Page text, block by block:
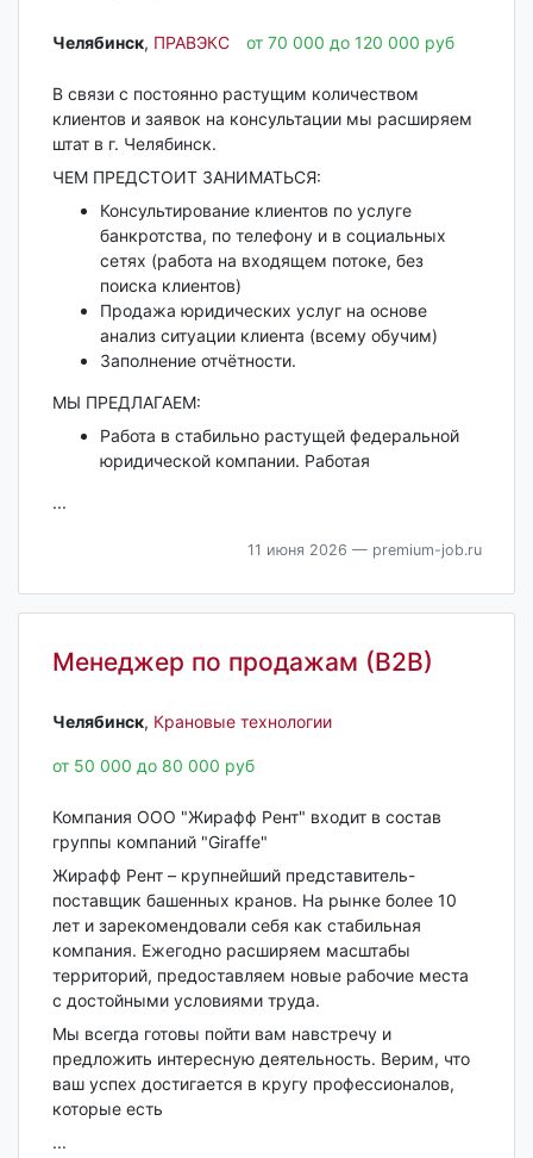
Челябинск‎, ПРАВЭКС от 70 000 до 120 000 руб
В связи с постоянно растущим количеством
клиентов и заявок на консультации мы расширяем
штат в г. Челябинск.
ЧЕМ ПРЕДСТОИТ ЗАНИМАТЬСЯ:
Консультирование клиентов по услуге
банкротства, по телефону и в социальных
сетях (работа на входящем потоке, без
поиска клиентов)
Продажа юридических услуг на основе
анализ ситуации клиента (всему обучим)
Заполнение отчётности.
МЫ ПРЕДЛАГАЕМ:
Работа в стабильно растущей федеральной
юридической компании. Работая
...
11 июня 2026 — premium-job.ru
Менеджер по продажам (В2В)
Челябинск‎, Крановые технологии
от 50 000 до 80 000 руб
Компания ООО "Жирафф Рент" входит в состав
группы компаний "Giraffe"
Жирафф Рент – крупнейший представитель-
поставщик башенных кранов. На рынке более 10
лет и зарекомендовали себя как стабильная
компания. Ежегодно расширяем масштабы
территорий, предоставляем новые рабочие места
с достойными условиями труда.
Мы всегда готовы пойти вам навстречу и
предложить интересную деятельность. Верим, что
ваш успех достигается в кругу профессионалов,
которые есть
...